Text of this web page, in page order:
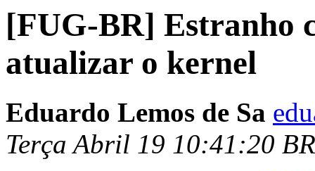
[FUG-BR] Estranho
atualizar o kernel
Eduardo Lemos de Sa
Terça Abril 19 10:41:20